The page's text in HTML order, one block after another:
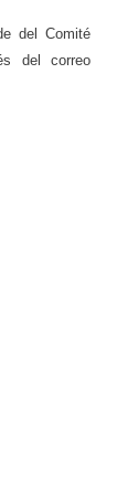
del Comité
del correo